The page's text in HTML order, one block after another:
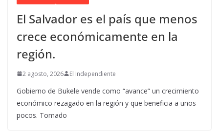
El Salvador es el país que menos
crece económicamente en la
región.
2 agosto, 2026 El Independiente
Gobierno de Bukele vende como “avance” un crecimiento
económico rezagado en la región y que beneficia a unos
pocos. Tomado